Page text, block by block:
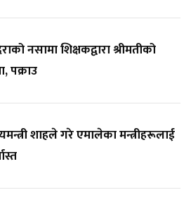
नसामा शिक्षकद्वारा श्रीमतीको
पक्राउ
शाहले गरे एमालेका मन्त्रीहरूलाई